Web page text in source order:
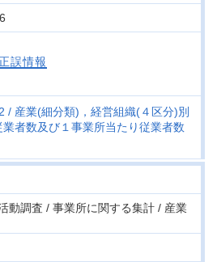
誤情報
産業(細分類)，経営組織(４区分)別
者数及び１事業所当たり従業者数
動調査 / 事業所に関する集計 / 産業